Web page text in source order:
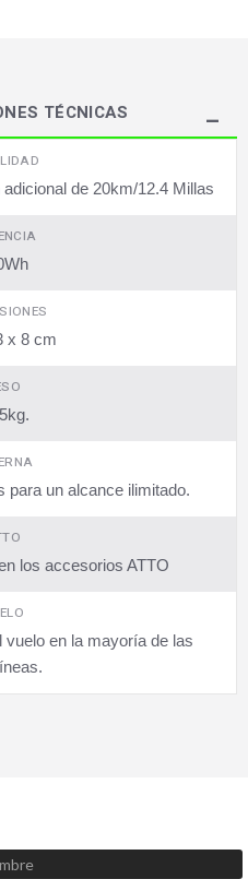
TÉCNICAS
de 20km/12.4 Millas
x 8 cm
para un alcance ilimitado.
los accesorios ATTO
vuelo en la mayoría de las